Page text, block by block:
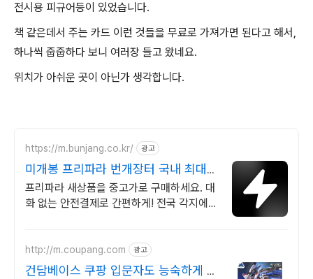
전시용 피규어등이 있었습니다.
책 같은데서 주는 카드 이런 것들을 무료로 가져가면 된다고 해서,
하나씩 줍줍하다 보니 여러장 들고 왔네요.
위치가 아쉬운 곳이 아닌가 생각합니다.
https://m.bunjang.co.kr/ 광고
미개봉 프리파라 번개장터 국내 최대
브랜드 중고거래
프리파라 새상품을 중고가로 구매하세요. 대
화 없는 안전결제로 간편하게! 전국 각지에서
http://m.coupang.com 광고
건담베이스 쿠팡 입문자도 능숙하게 한